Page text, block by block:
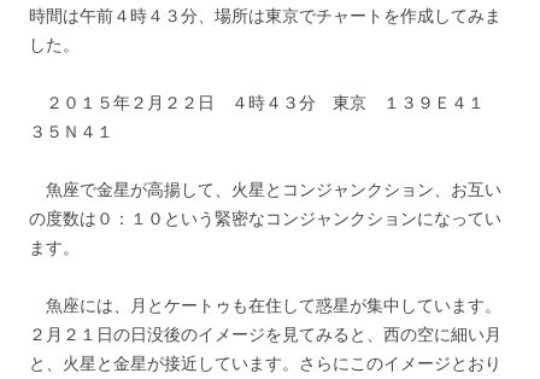
時間は午前４時４３分、場所は東京でチャートを作成してみま
した。
２０１５年２月２２日 ４時４３分 東京 １３９Ｅ４１
３５Ｎ４１
魚座で金星が高揚して、火星とコンジャンクション、お互い
の度数は０：１０という緊密なコンジャンクションになってい
ます。
魚座には、月とケートゥも在住して惑星が集中しています。
２月２１日の日没後のイメージを見てみると、西の空に細い月
と、火星と金星が接近しています。さらにこのイメージとおり